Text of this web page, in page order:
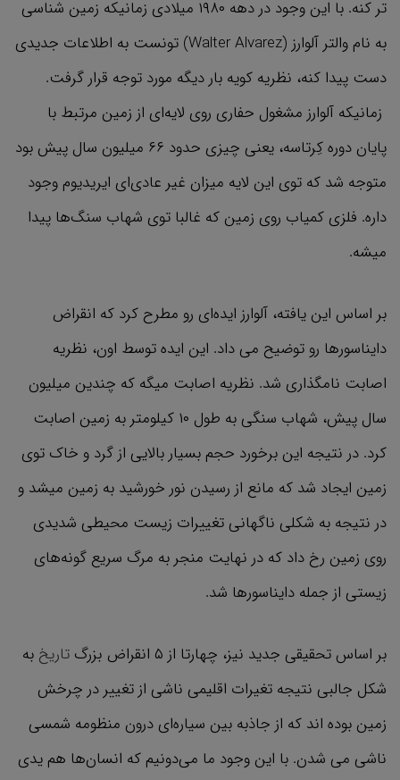
تر کنه. با این وجود در دهه ۱۹۸۰ میلادی زمانیکه زمین شناسی
به نام والتر آلوارز (Walter Alvarez) تونست به اطلاعات جدیدی
دست پیدا کنه، نظریه کویه بار دیگه مورد توجه قرار گرفت.
زمانیکه آلوارز مشغول حفاری روی لایه‌ای از زمین مرتبط با
پایان دوره کِرتاسه، یعنی چیزی حدود ۶۶ میلیون سال پیش بود
متوجه شد که توی این لایه میزان غیر عادی‌ای ایریدیوم وجود
داره. فلزی کمیاب روی زمین که غالبا توی شهاب سنگ‌ها پیدا
میشه.
بر اساس این یافته، آلوارز ایده‌ای رو مطرح کرد که انقراض
دایناسورها رو توضیح می داد. این ایده توسط اون، نظریه
اصابت نامگذاری شد. نظریه اصابت میگه که چندین میلیون
سال پیش، شهاب سنگی به طول ۱۰ کیلومتر به زمین اصابت
کرد. در نتیجه این برخورد حجم بسیار بالایی از گرد و خاک توی
زمین ایجاد شد که مانع از رسیدن نور خورشید به زمین میشد و
در نتیجه به شکلی ناگهانی تغییرات زیست محیطی شدیدی
روی زمین رخ داد که در نهایت منجر به مرگ سریع گونه‌های
زیستی از جمله دایناسورها شد.
بر اساس تحقیقی جدید نیز، چهارتا از ۵ انقراض بزرگ تاریخ به
شکل جالبی نتیجه تغیرات اقلیمی ناشی از تغییر در چرخش
زمین بوده اند که از جاذبه بین سیاره‌ای درون منظومه شمسی
ناشی می شدن. با این وجود ما می‌دونیم که انسان‌ها هم یدی